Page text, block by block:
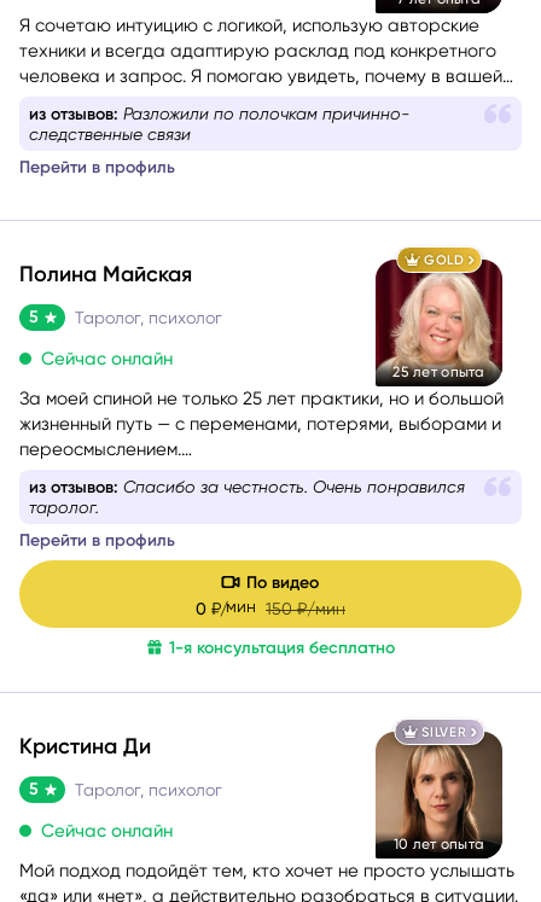
Я сочетаю интуицию с логикой, использую авторские
техники и всегда адаптирую расклад под конкретного
человека и запрос. Я помогаю увидеть, почему в вашей
ресурсный путь и получить конкретные шаги, чтобы
из отзывов: Разложили по полочкам причинно-
следственные связи
Перейти в профиль
GOLD
25 лет опыта
Полина Майская
5 Таролог, психолог
Сейчас онлайн
За моей спиной не только 25 лет практики, но и большой
жизненный путь — с переменами, потерями, выборами и
переосмыслением.
вопросов, а снаружи нет ясности.
из отзывов: Спасибо за честность. Очень понравился
таролог.
Перейти в профиль
По видео
0 ₽/мин150 ₽/мин
1-я консультация бесплатно
SILVER
10 лет опыта
Кристина Ди
5 Таролог, психолог
Сейчас онлайн
Мой подход подойдёт тем, кто хочет не просто услышать
«да» или «нет», а действительно разобраться в ситуации.